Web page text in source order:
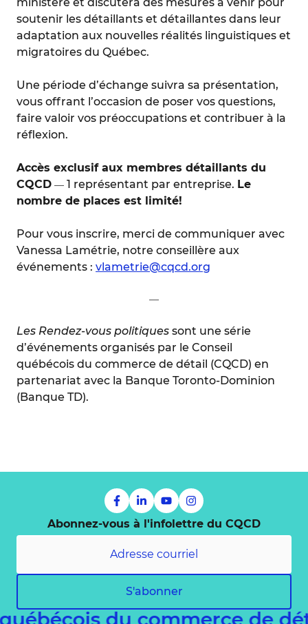
soutenir les détaillants et détaillantes dans leur
adaptation aux nouvelles réalités linguistiques et
migratoires du Québec.
Une période d’échange suivra sa présentation,
vous offrant l’occasion de poser vos questions,
faire valoir vos préoccupations et contribuer à la
réflexion.
Accès exclusif aux membres détaillants du
CQCD — 1 représentant par entreprise. Le
nombre de places est limité!
Pour vous inscrire, merci de communiquer avec
Vanessa Lamétrie, notre conseillère aux
événements : vlametrie@cqcd.org
—
Les Rendez-vous politiques sont une série
d’événements organisés par le Conseil
québécois du commerce de détail (CQCD) en
partenariat avec la Banque Toronto-Dominion
(Banque TD).
Abonnez-vous à l'infolettre du CQCD
S'abonner
du commerce de